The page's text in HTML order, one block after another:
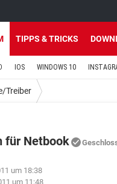
TIPPS & TRICKS
IOS WINDOWS 10
Treiber
für Netbook
um 18:38
um 11:48